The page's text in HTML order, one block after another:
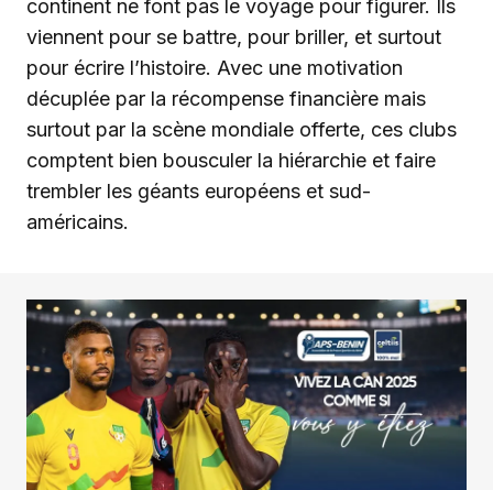
continent ne font pas le voyage pour figurer. Ils
viennent pour se battre, pour briller, et surtout
pour écrire l’histoire. Avec une motivation
décuplée par la récompense financière mais
surtout par la scène mondiale offerte, ces clubs
comptent bien bousculer la hiérarchie et faire
trembler les géants européens et sud-
américains.